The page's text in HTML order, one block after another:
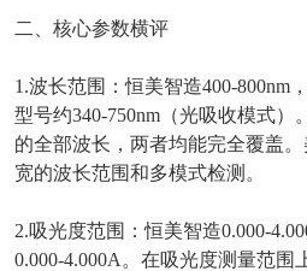
二、核心参数横评
1.波长范围：恒美智造400-800nm
型号约340-750nm （光吸收模式）
的全部波长，两者均能完全覆盖
宽的波长范围和多模式检测。
2.吸光度范围：恒美智造0.000-
0.000-4.000A 。在吸光度测量范围